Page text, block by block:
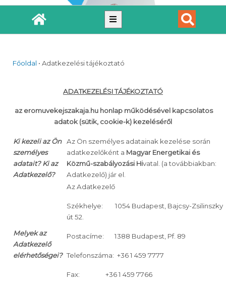
Főoldal • Adatkezelési tájékoztató
ADATKEZELÉSI TÁJÉKOZTATÓ
az eromuvekejszakaja.hu honlap működésével kapcsolatos
adatok (sütik, cookie-k) kezeléséről
Ki kezeli az Ön
személyes
adatait? Ki az
Adatkezelő?
Az Ön személyes adatainak kezelése során
adatkezelőként a Magyar Energetikai és
Közmű-szabályozási Hivatal. (a továbbiakban:
Adatkezelő) jár el.
Melyek az
Adatkezelő
elérhetőségei?
Az Adatkezelő
Székhelye: 1054 Budapest, Bajcsy-Zsilinszky
út 52.
Postacíme: 1388 Budapest, Pf. 89
Telefonszáma: +36 1 459 7777
Fax: +36 1 459 7766